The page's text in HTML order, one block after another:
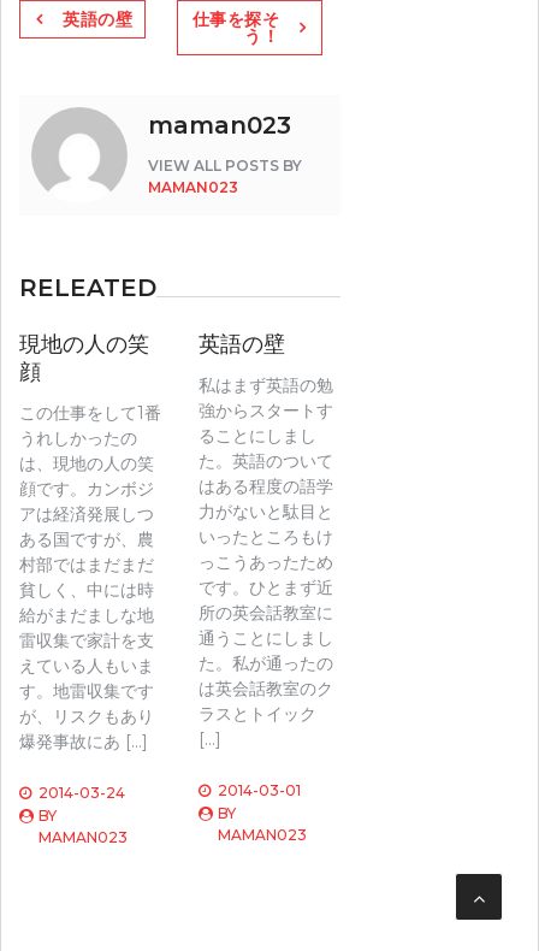
投
ビ
ゲ
シ
ン
英語の壁 仕事を探そ
う！
maman023
VIEW ALL POSTS BY
MAMAN023
RELEATED
現地の人の笑
顔
この仕事をして1番
うれしかったの
は、現地の人の笑
顔です。カンボジ
アは経済発展しつ
ある国ですが、農
村部ではまだまだ
貧しく、中には時
給がまだましな地
雷収集で家計を支
えている人もいま
す。地雷収集です
が、リスクもあり
爆発事故にあ […]
2014-03-24
BY
MAMAN023
英語の壁
私はまず英語の勉
強からスタートす
ることにしまし
た。英語のついて
はある程度の語学
力がないと駄目と
いったところもけ
っこうあったため
です。ひとまず近
所の英会話教室に
通うことにしまし
た。私が通ったの
は英会話教室のク
ラスとトイック
[…]
2014-03-01
BY
MAMAN023